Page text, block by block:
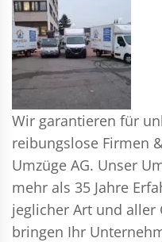
Wir garantieren für
reibungslose Firmen
Umzüge AG. Unser
mehr als 35 Jahre
jeglicher Art und aller
bringen Ihr